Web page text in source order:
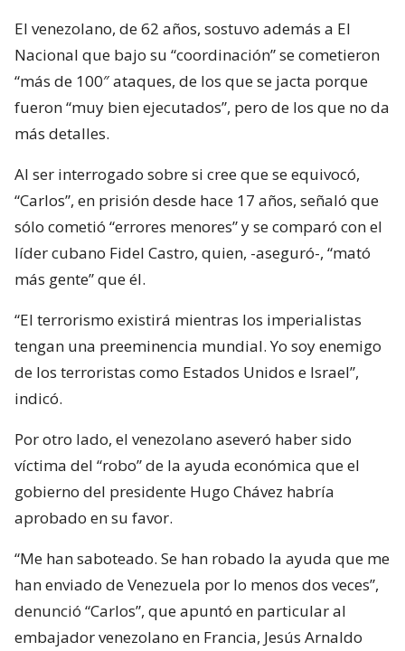
El venezolano, de 62 años, sostuvo además a El
Nacional que bajo su “coordinación” se cometieron
“más de 100″ ataques, de los que se jacta porque
fueron “muy bien ejecutados”, pero de los que no da
más detalles.
Al ser interrogado sobre si cree que se equivocó,
“Carlos”, en prisión desde hace 17 años, señaló que
sólo cometió “errores menores” y se comparó con el
líder cubano Fidel Castro, quien, -aseguró-, “mató
más gente” que él.
“El terrorismo existirá mientras los imperialistas
tengan una preeminencia mundial. Yo soy enemigo
de los terroristas como Estados Unidos e Israel”,
indicó.
Por otro lado, el venezolano aseveró haber sido
víctima del “robo” de la ayuda económica que el
gobierno del presidente Hugo Chávez habría
aprobado en su favor.
“Me han saboteado. Se han robado la ayuda que me
han enviado de Venezuela por lo menos dos veces”,
denunció “Carlos”, que apuntó en particular al
embajador venezolano en Francia, Jesús Arnaldo